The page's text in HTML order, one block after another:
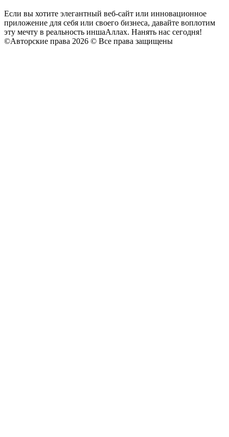
Если вы хотите элегантный веб-сайт или инновационное
приложение для себя или своего бизнеса, давайте воплотим
эту мечту в реальность иншаАллах. Нанять нас сегодня!
©Авторские права 2026 © Все права защищены